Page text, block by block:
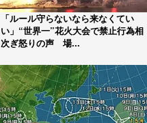
「ルール守らないなら来なくてい
い」“世界一”花火大会で禁止行為相
次ぎ怒りの声 場...